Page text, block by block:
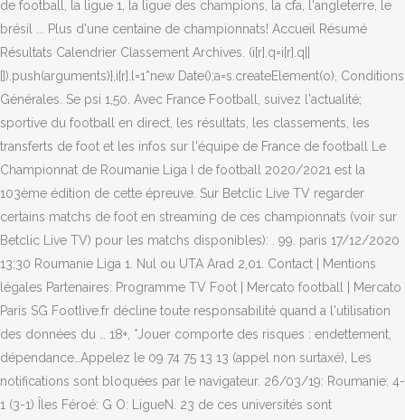
de football, la ligue 1, la ligue des champions, la cfa, l'angleterre, le
brésil ... Plus d'une centaine de championnats! Accueil Résumé
Résultats Calendrier Classement Archives. (i[r].q=i[r].q||
[]).push(arguments)},i[r].l=1*new Date();a=s.createElement(o), Conditions
Générales. Se psi 1,50. Avec France Football, suivez l'actualité;
sportive du football en direct, les résultats, les classements, les
transferts de foot et les infos sur l'équipe de France de football Le
Championnat de Roumanie Liga I de football 2020/2021 est la
103ème édition de cette épreuve. Sur Betclic Live TV regarder
certains matchs de foot en streaming de ces championnats (voir sur
Betclic Live TV) pour les matchs disponibles): . 99. paris 17/12/2020
13:30 Roumanie Liga 1. Nul ou UTA Arad 2,01. Contact | Mentions
légales Partenaires: Programme TV Foot | Mercato football | Mercato
Paris SG Footlive.fr décline toute responsabilité quand a l'utilisation
des données du … 18+, *Jouer comporte des risques : endettement,
dépendance…Appelez le 09 74 75 13 13 (appel non surtaxé), Les
notifications sont bloquées par le navigateur. 26/03/19: Roumanie: 4-
1 (3-1) Îles Féroé: G O: LigueN. 23 de ces universités sont